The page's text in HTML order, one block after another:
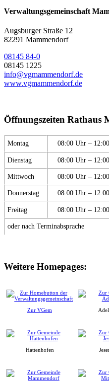
Verwaltungsgemeinschaft
Augsburger Straße 12
82291 Mammendorf
08145 84-0
08145 1225
info@vgmammendorf.de
www.vgmammendorf.de
Öffnungszeiten Rathaus
Montag 08:00 Uhr –
Dienstag 08:00 Uhr –
Mittwoch 08:00 Uhr –
Donnerstag 08:00 Uhr –
Freitag 08:00 Uhr –
oder nach Terminabsprache
Weitere Homepages:
Zur VGem
Hattenhofen